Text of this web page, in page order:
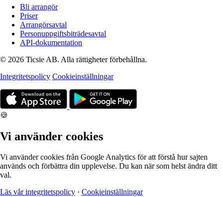
Bli arrangör
Priser
Arrangörsavtal
Personuppgiftsbiträdesavtal
API-dokumentation
© 2026 Ticsie AB. Alla rättigheter förbehållna.
Integritetspolicy Cookieinställningar
🍪
Vi använder cookies
Vi använder cookies från Google Analytics för att förstå hur sajten
används och förbättra din upplevelse. Du kan när som helst ändra ditt
val.
Läs vår integritetspolicy · Cookieinställningar